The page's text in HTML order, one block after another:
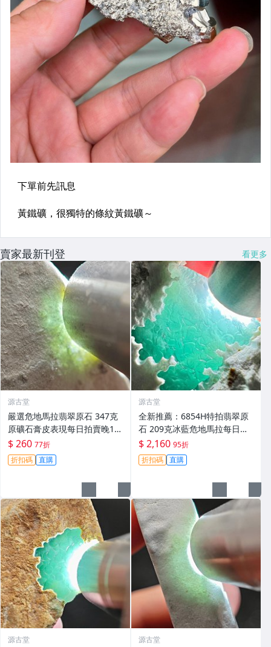
賣家最新刊登 看更多
源古堂
嚴選危地馬拉翡翠原石 347克
原礦石膏皮表現每日拍賣晚11
點截拍 現實拍賣成交 危地馬拉
翡翠原石 石膏皮
$ 260 77折
折扣碼 直購
源古堂
全新推薦：6854H特拍翡翠原
石 209克冰藍危地馬拉每日晚1
1點截拍 冰藍翡翠危地馬拉原
石 209克 玩石收藏
$ 2,160 95折
折扣碼 直購
源古堂 源古堂